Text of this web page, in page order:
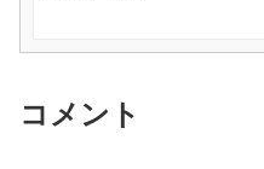
コメント